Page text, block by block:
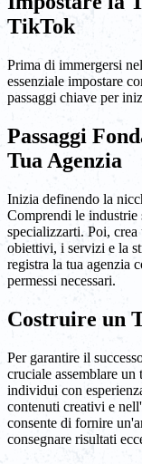
TikTok
Prima di immergersi
essenziale impostare
passaggi chiave per
Passaggi
Tua Agenzia
Inizia definendo la
Comprendi le
specializzarti. Poi,
obiettivi, i servizi e la
registra la tua agenzia
permessi necessari.
Costruire un
Per garantire il
cruciale assemblare
individui con
contenuti creativi e
consente di fornire
consegnare risultati